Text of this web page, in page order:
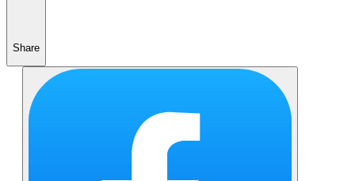
Share